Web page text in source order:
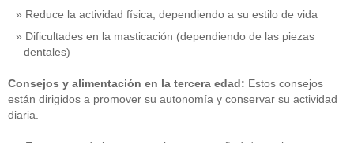
Reduce la actividad física, dependiendo a su estilo de vida
Dificultades en la masticación (dependiendo de las piezas
dentales)
Consejos y alimentación en la tercera edad: Estos consejos
están dirigidos a promover su autonomía y conservar su actividad
diaria.